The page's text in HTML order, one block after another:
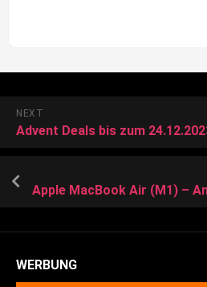
NEXT
Advent Deals bis zum
Apple MacBook Air (M1) –
WERBUNG